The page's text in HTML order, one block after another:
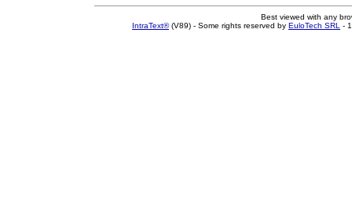
Best viewed with any
IntraText®(V89) - Some rights reserved by EuloTech SRL -